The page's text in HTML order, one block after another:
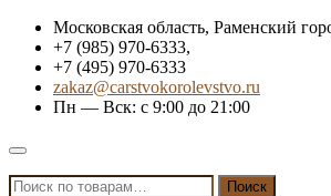
Skip
content
Московская область, Раменский
+7 (985) 970-6333,
+7 (495) 970-6333
zakaz@carstvokorolevstvo.ru
Пн — Вск: с 9:00 до 21:00
Topbar
Menu
Искать: Поиск